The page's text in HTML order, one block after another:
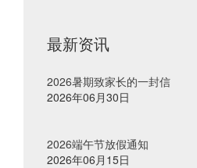
最新资讯
2026暑期致家长的一封信
2026年06月30日
2026端午节放假通知
2026年06月15日